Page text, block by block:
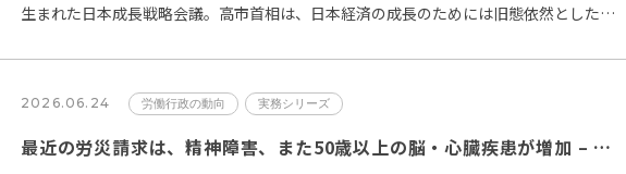
生まれた日本成長戦略会議。高市首相は、日本経済の成長のためには旧態依然とした日
2026.06.24 労働行政の動向 実務シリーズ
最近の労災請求は、精神障害、また50歳以上の脳・心臓疾患が増加 – 厚生労働省 過労死等防止対策推進協議会の議論から